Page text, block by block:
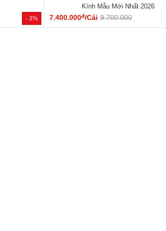
- 3%
Kính Mẫu Mới Nhất 2026
7.400.000đ/Cái 9.700.000